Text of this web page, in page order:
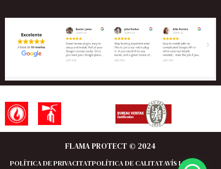
FLAMA PROTECT © 2024
POLÍTICA DE PRIVACITATPOLÍTICA DE CALITATAVÍS LEGAL